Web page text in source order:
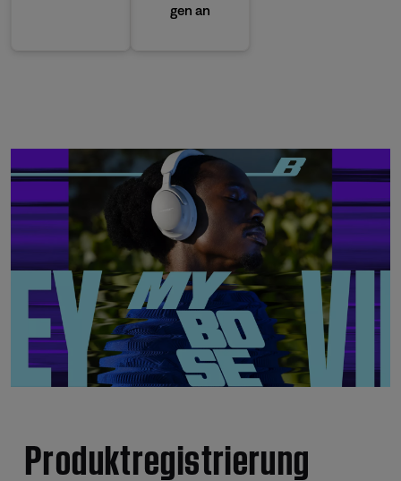
gen an
Produktregistrierung